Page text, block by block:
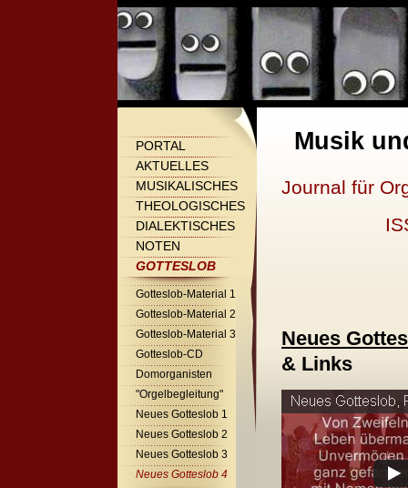
Musik
PORTAL
AKTUELLES
MUSIKALISCHES
THEOLOGISCHES
DIALEKTISCHES
NOTEN
GOTTESLOB
Gotteslob-Material 1
Gotteslob-Material 2
Gotteslob-Material 3
Gotteslob-CD
Domorganisten
"Orgelbegleitung"
Neues Gotteslob 1
Neues Gotteslob 2
Neues Gotteslob 3
Neues Gotteslob 4
Journal für
Neues
& Links